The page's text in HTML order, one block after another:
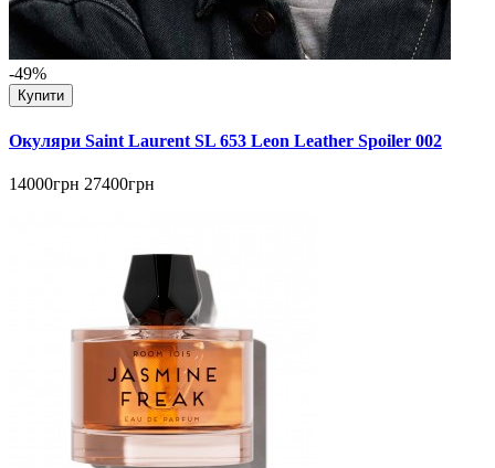
-49%
Купити
Окуляри Saint Laurent SL 653 Leon Leather Spoiler 002
14000грн 27400грн